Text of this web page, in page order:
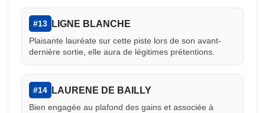
#13 LIGNE BLANCHE
Plaisante lauréate sur cette piste lors de son avant-
dernière sortie, elle aura de légitimes prétentions.
#14 LAURENE DE BAILLY
Bien engagée au plafond des gains et associée à